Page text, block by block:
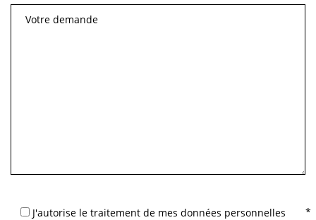
J'autorise le traitement de mes données personnelles